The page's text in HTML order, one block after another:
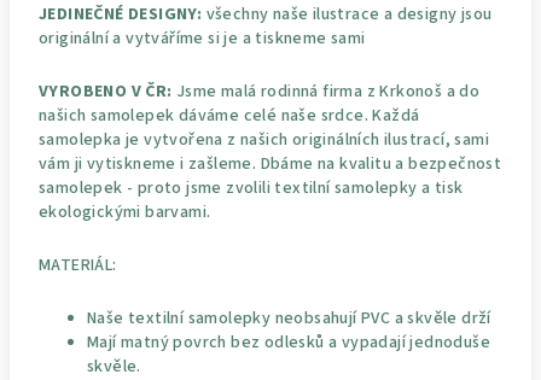
JEDINEČNÉ DESIGNY: všechny naše ilustrace a designy jsou
originální a vytváříme si je a tiskneme sami
VYROBENO V ČR: Jsme malá rodinná firma z Krkonoš a do
našich samolepek dáváme celé naše srdce. Každá
samolepka je vytvořena z našich originálních ilustrací, sami
vám ji vytiskneme i zašleme. Dbáme na kvalitu a bezpečnost
samolepek - proto jsme zvolili textilní samolepky a tisk
ekologickými barvami.
MATERIÁL:
Naše textilní samolepky neobsahují PVC a skvěle drží
Mají matný povrch bez odlesků a vypadají jednoduše
skvěle.